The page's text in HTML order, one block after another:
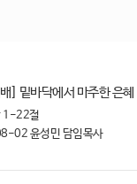
배] 밑바닥에서 마주한 은
1-22절
02윤성민 담임목사